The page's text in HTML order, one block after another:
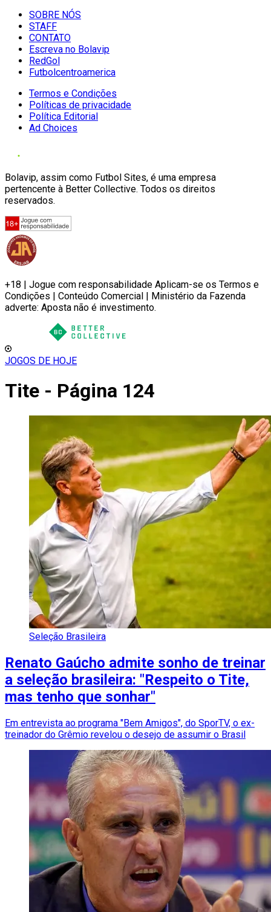
SOBRE NÓS
STAFF
CONTATO
Escreva no Bolavip
RedGol
Futbolcentroamerica
Termos e Condições
Políticas de privacidade
Política Editorial
Ad Choices
Bolavip, assim como Futbol Sites, é uma empresa
pertencente à Better Collective. Todos os direitos
reservados.
+18 | Jogue com responsabilidade Aplicam-se os Termos e
Condições | Conteúdo Comercial | Ministério da Fazenda
adverte: Aposta não é investimento.
JOGOS DE HOJE
Tite - Página 124
Seleção Brasileira
Renato Gaúcho admite sonho de treinar
a seleção brasileira: "Respeito o Tite,
mas tenho que sonhar"
Em entrevista ao programa "Bem Amigos", do SporTV, o ex-
treinador do Grêmio revelou o desejo de assumir o Brasil